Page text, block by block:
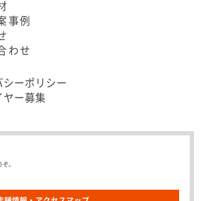
事例
わせ
シーポリシー
ヤー募集
。